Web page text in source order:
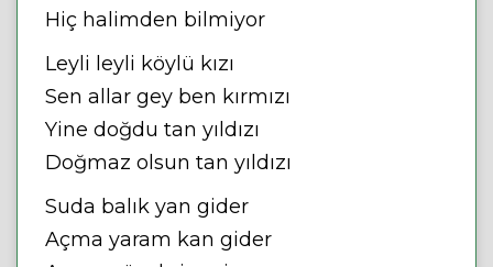
Hiç halimden bilmiyor
Leyli leyli köylü kızı
Sen allar gey ben kırmızı
Yine doğdu tan yıldızı
Doğmaz olsun tan yıldızı
Suda balık yan gider
Açma yaram kan gider